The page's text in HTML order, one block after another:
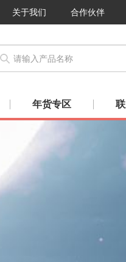
关于我们 合作伙伴
年货专区